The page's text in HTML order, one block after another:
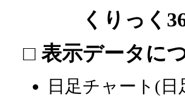
くりっく
□ 表示データに
日足チャート(